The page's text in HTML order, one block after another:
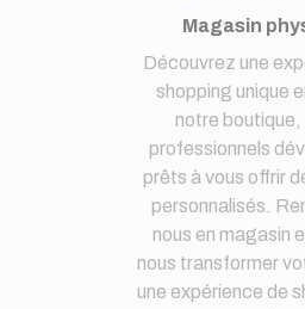
Magasin
Découvrez une
shopping unique
notre boutique,
professionnels
prêts à vous offrir
personnalisés.
nous en magasin
nous transformer
une expérience de